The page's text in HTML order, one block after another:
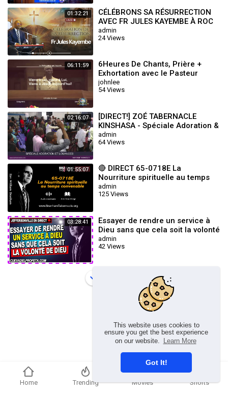
This website uses cookies to
ensure you get the best experience
on our website.
Learn More
Got It!
01:32:21
CÉLÉBRONS SA RÉSURRECTION
AVEC FR JULES KAYEMBE À ROC
SÉCULAIRE TABERNACLE
admin
24 Views
06:11:59
6Heures De Chants, Prière +
Exhortation avec le Pasteur
Richard Diyoka. Shekinah
Tabernacle Kinshasa
johnlee
54 Views
02:16:07
[DIRECT!] ZOÉ TABERNACLE
KINSHASA - Spéciale Adoration &
Louanges (Mercredi 14.04.2021)
admin
64 Views
01:55:07
🔴 DIRECT 65-0718E La
Nourriture spirituelle au temps
convenable - Fr Branham -
Branham Tabernacle
admin
125 Views
03:28:41
Essayer de rendre un service à
Dieu sans que cela soit la volonté
de Dieu ★ Branham Tabernacle
admin
42 Views
Copyright © 2026 chosenflex.com. All rights reserved.
Home Trending Movies Shorts